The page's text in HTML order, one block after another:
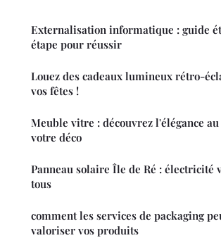
Externalisation informatique : guide
étape pour réussir
Louez des cadeaux lumineux rétro-
vos fêtes !
Meuble vitre : découvrez l'élégance
votre déco
Panneau solaire Île de Ré : électricité
tous
comment les services de packaging
valoriser vos produits